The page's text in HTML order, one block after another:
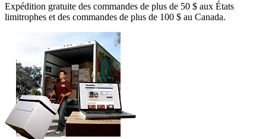
Expédition gratuite des commandes de plus de 50 $ aux États
limitrophes et des commandes de plus de 100 $ au Canada.